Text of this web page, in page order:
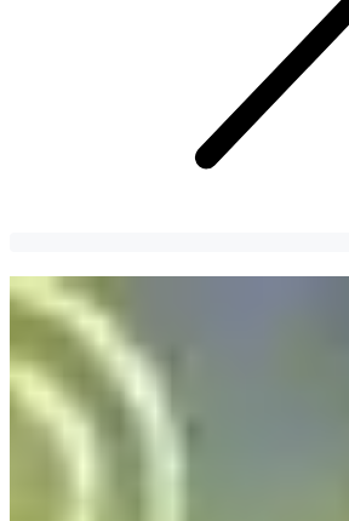
3 бренда, которые
Мёндоне
Куда пойти в Мёндоне за модными
Creatrip